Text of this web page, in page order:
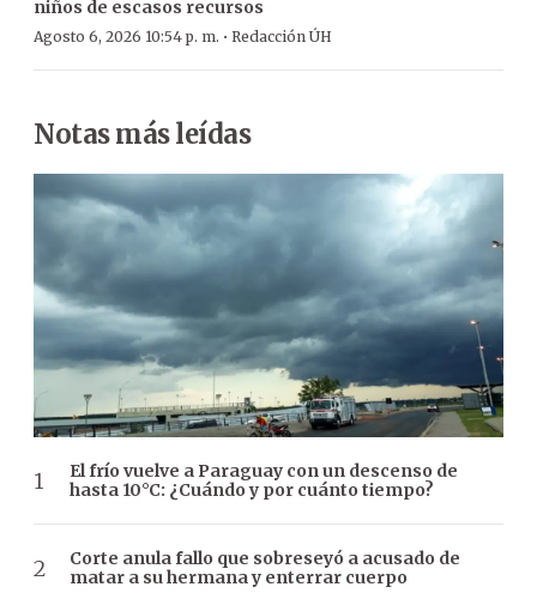
niños de escasos recursos
Agosto 6, 2026 10:54 p. m. · Redacción ÚH
Notas más leídas
El frío vuelve a Paraguay con un descenso de
hasta 10°C: ¿Cuándo y por cuánto tiempo?
Corte anula fallo que sobreseyó a acusado de
matar a su hermana y enterrar cuerpo